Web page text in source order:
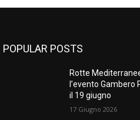
POPULAR POSTS
Rotte
l’evento Gambero
il 19 giugno
17 Giugno 2026